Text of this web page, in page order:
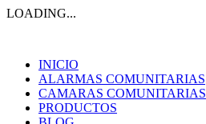
LOADING...
INICIO
ALARMAS COMUNITARIAS
CAMARAS COMUNITARIAS
PRODUCTOS